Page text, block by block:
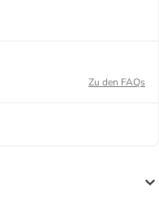
Zu den FAQs